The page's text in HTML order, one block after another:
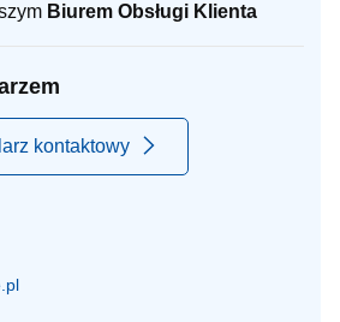
Biurem Obsługi Klienta
kontaktowy